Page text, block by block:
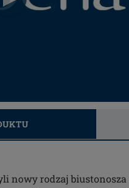
nowy rodzaj biustonosza